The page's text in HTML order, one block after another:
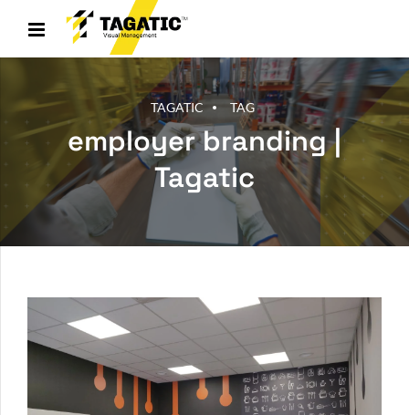
TAGATIC TAG
employer branding |
Tagatic